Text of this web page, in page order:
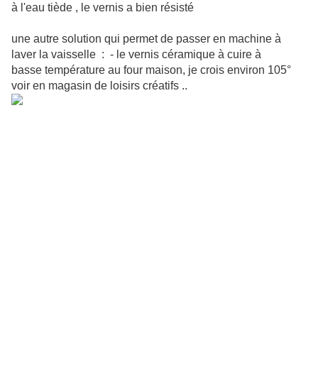
à l'eau tiède , le vernis a bien résisté
une autre solution qui permet de passer en machine à
laver la vaisselle : - le vernis céramique à cuire à
basse température au four maison, je crois environ 105°
voir en magasin de loisirs créatifs ..